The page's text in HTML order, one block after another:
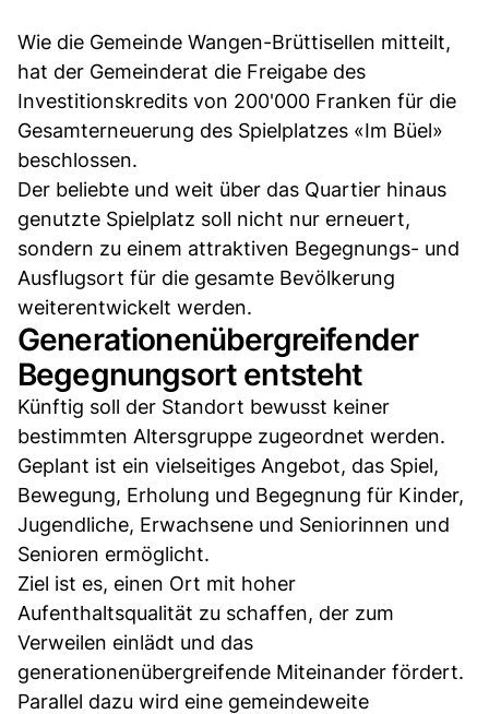
Wie die Gemeinde Wangen-Brüttisellen mitteilt,
hat der Gemeinderat die Freigabe des
Investitionskredits von 200'000 Franken für die
Gesamterneuerung des Spielplatzes «Im Büel»
beschlossen.
Der beliebte und weit über das Quartier hinaus
genutzte Spielplatz soll nicht nur erneuert,
sondern zu einem attraktiven Begegnungs- und
Ausflugsort für die gesamte Bevölkerung
weiterentwickelt werden.
Generationenübergreifender
Begegnungsort entsteht
Künftig soll der Standort bewusst keiner
bestimmten Altersgruppe zugeordnet werden.
Geplant ist ein vielseitiges Angebot, das Spiel,
Bewegung, Erholung und Begegnung für Kinder,
Jugendliche, Erwachsene und Seniorinnen und
Senioren ermöglicht.
Ziel ist es, einen Ort mit hoher
Aufenthaltsqualität zu schaffen, der zum
Verweilen einlädt und das
generationenübergreifende Miteinander fördert.
Parallel dazu wird eine gemeindeweite